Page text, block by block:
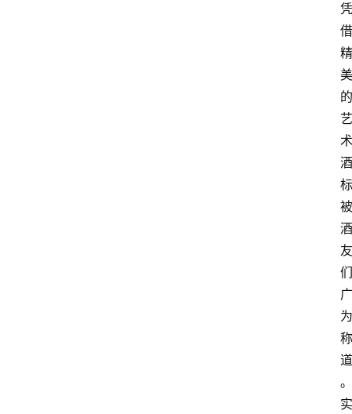
凭
借
精
美
的
艺
术
酒
标
被
酒
友
们
广
为
称
道
。
实